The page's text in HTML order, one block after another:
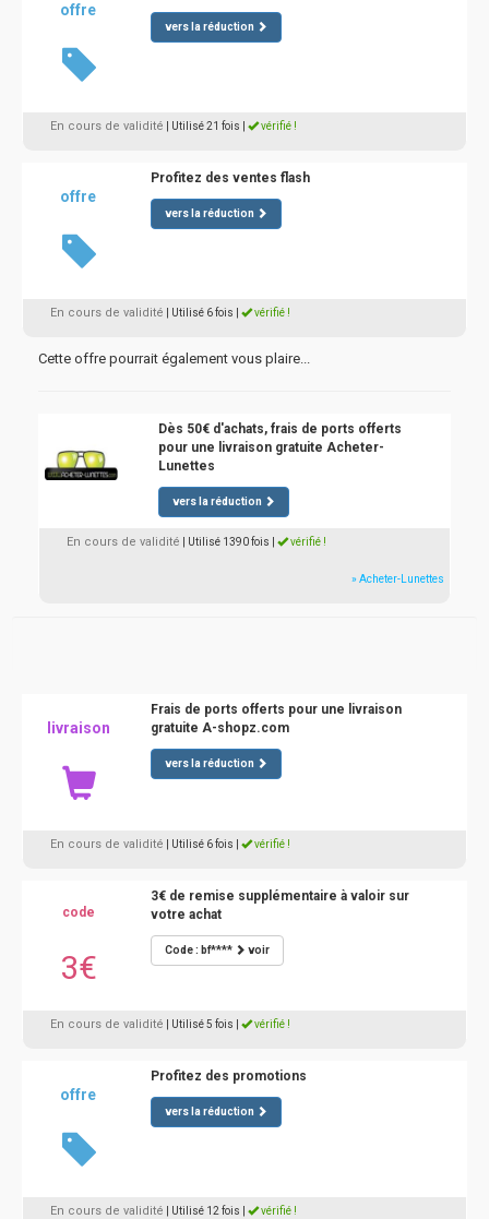
offre
vers la réduction
En cours de validité | Utilisé 21 fois vérifié !
offre
Profitez des ventes flash
vers la réduction
En cours de validité | Utilisé 6 fois vérifié !
Cette offre pourrait également vous plaire...
Dès 50€ d'achats, frais de ports offerts
pour une livraison gratuite Acheter-
Lunettes
vers la réduction
En cours de validité | Utilisé 1390 fois vérifié !
» Acheter-Lunettes
livraison
Frais de ports offerts pour une livraison
gratuite A-shopz.com
vers la réduction
En cours de validité | Utilisé 6 fois vérifié !
code
3€
3€ de remise supplémentaire à valoir sur
votre achat
Code : bf**** voir
En cours de validité | Utilisé 5 fois vérifié !
offre
Profitez des promotions
vers la réduction
En cours de validité | Utilisé 12 fois vérifié !